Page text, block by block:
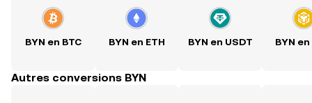
BYN en BTC BYN en ETH BYN en USDT BYN en
Autres conversions BYN